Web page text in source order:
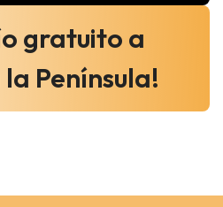
gratuito a
Península!